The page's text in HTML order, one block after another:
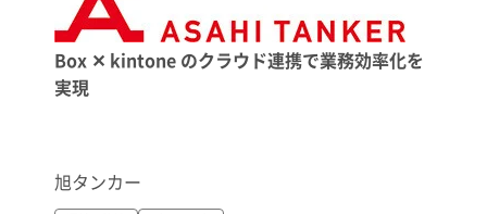
Box ✕ kintone のクラウド連携で業務効率化を
実現
旭タンカー